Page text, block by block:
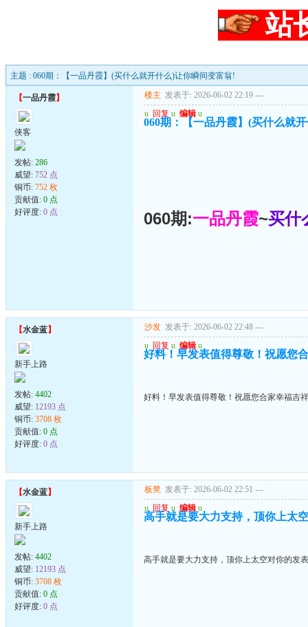
站
主题 : 060期：【一品丹霞】(买什么就开什么)让你瞬间变富翁!
【一品丹霞】
侠客
发帖: 286
威望: 752 点
铜币: 752 枚
贡献值: 0 点
好评度: 0 点
楼主 发表于: 2026-06-02 22:19 ---
u 回复 u 编辑 u
060期：【一品丹霞】(买什么就
060期:一品丹霞~买什
【水金蓝】
新手上路
发帖: 4402
威望: 12193 点
铜币: 3708 枚
贡献值: 0 点
好评度: 0 点
沙发 发表于: 2026-06-02 22:48 ---
u 回复 u 编辑 u
好料！早发表值得尊敬！祝愿您
好料！早发表值得尊敬！祝愿您合家幸福吉
【水金蓝】
新手上路
发帖: 4402
威望: 12193 点
铜币: 3708 枚
贡献值: 0 点
好评度: 0 点
板凳 发表于: 2026-06-02 22:51 ---
u 回复 u 编辑 u
高手就是要大力支持，顶你上太
高手就是要大力支持，顶你上太空对你的发表